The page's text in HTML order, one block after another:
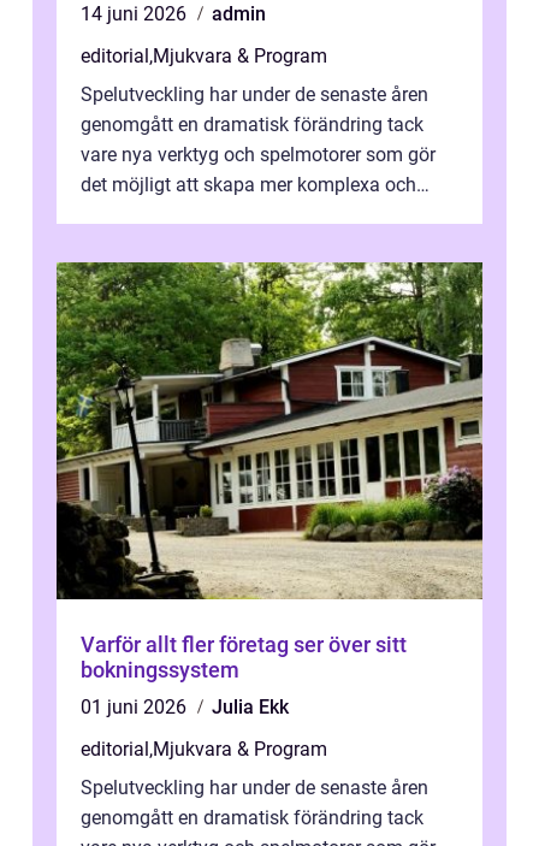
14 juni 2026
admin
editorial,Mjukvara & Program
Spelutveckling har under de senaste åren
genomgått en dramatisk förändring tack
vare nya verktyg och spelmotorer som gör
det möjligt att skapa mer komplexa och
Varför allt fler företag ser över sitt
bokningssystem
01 juni 2026
Julia Ekk
editorial,Mjukvara & Program
Spelutveckling har under de senaste åren
genomgått en dramatisk förändring tack